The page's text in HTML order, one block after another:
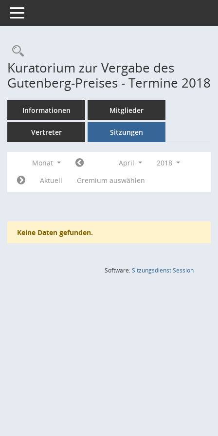
Toggle navigation
Rechercheauswahl
Kuratorium zur Vergabe des
Gutenberg-Preises - Termine 2018
Informationen Mitglieder
Vertreter Sitzungen
Monat April
2018
Aktuell
Gremium auswählen
Keine Daten gefunden.
Software:SitzungsdienstSession(Wird in